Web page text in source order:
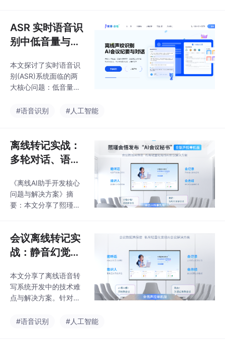
部署，适应移动端和边
缘设备。
ASR 实时语音识
别中低音量与断
化实践
本文探讨了实时语音识
别(ASR)系统面临的两
大核心问题：低音量导
过碎问题。通过自适应
理)的协同优化，显著提
升了系统性能。音频处
理采用自适应增益(AG
质量，文本处理则通过
三级分句(时间窗口、标
点恢复、语义规则)和缓
C Audio Processing模
块进行音频处理，并强
#语音识别 #人工智能
离线转记实战：
多轮对话、语音
问题解决方案
《离线AI助手开发核心
问题与解决方案》摘
要：本文分享了熙瑾会
了离线场景下的四大技
术难题：1）通过滑动窗
口和权重排序机制优化
多轮对话连贯性；2）采
用轻量化ASR模型和分
片预处理技术提升语音
识别准确率；3）构建
存储冗余问题；4）应
会议离线转记实
战：静音幻觉修
集成与高并发优
化
本文分享了离线语音转
写系统开发中的技术难
点与解决方案。针对静
降噪+VAD增强方案；基
#语音识别 #人工智能